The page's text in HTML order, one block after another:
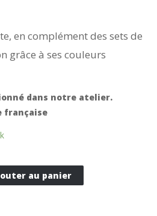
en complément des sets de
grâce à ses couleurs
dans notre atelier.
française
au panier